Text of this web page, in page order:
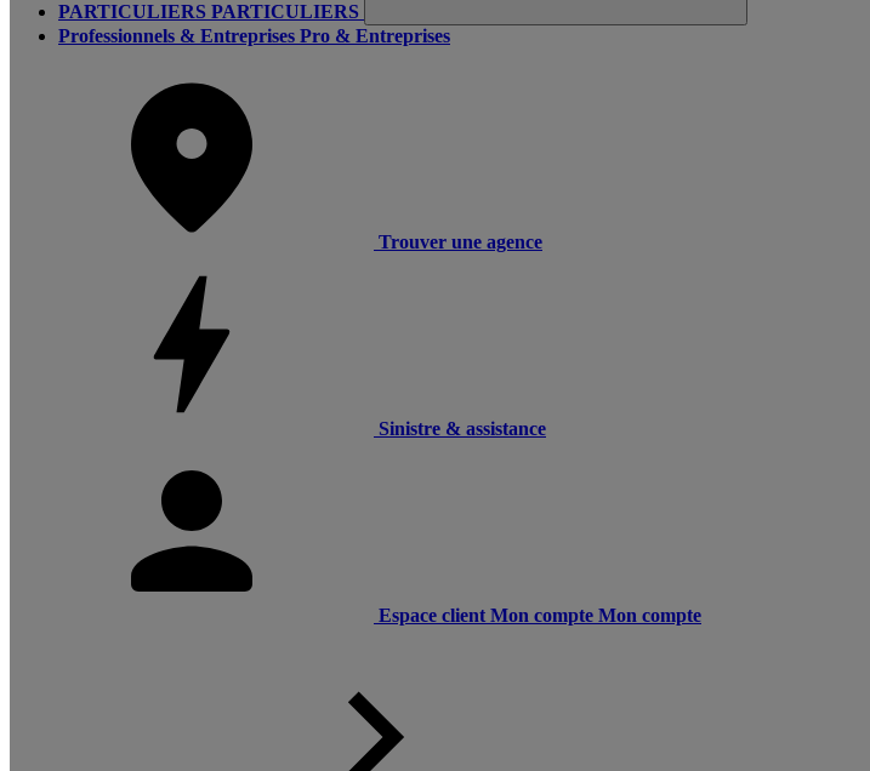
PARTICULIERS PARTICULIERS
Professionnels & Entreprises Pro & Entreprises
Trouver une agence
Sinistre & assistance
Espace client Mon compte Mon compte